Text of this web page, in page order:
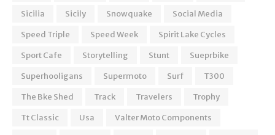
Sicilia
Sicily Snowquake
Social Media
Speed Triple
Speed Week
Spirit Lake Cycles
Sport Cafe
Storytelling Stunt
Sueprbike
Superhooligans
Supermoto Surf
T300
The Bke Shed
Track Travelers
Trophy
Tt Classic
Usa
Valter Moto Components